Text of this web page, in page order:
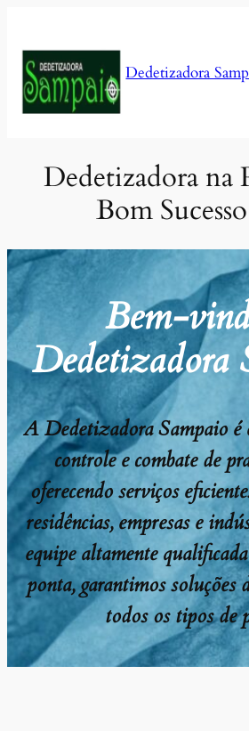
conteúdo
Dedetizadora
Dedetizadora na
Bom
Bem-
Dedetizadora
A Dedetizadora Sampaio é
controle e combate de
oferecendo serviços
residências, empresas e
equipe altamente
ponta, garantimos soluções
todos os tipos de